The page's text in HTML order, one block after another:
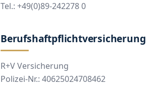
Tel.: +49(0)89-242278 0
Berufshaftpflichtversicherung
R+V Versicherung
Polizei-Nr.: 40625024708462